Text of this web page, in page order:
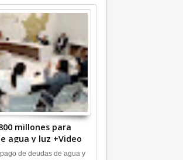
millones para
agua y luz +Video
de deudas de agua y